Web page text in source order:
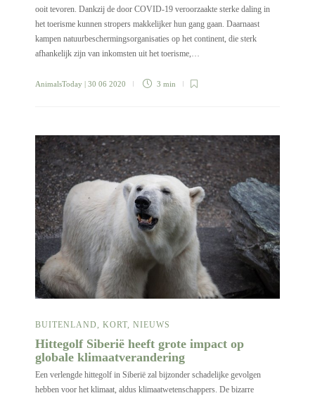
ooit tevoren. Dankzij de door COVID-19 veroorzaakte sterke daling in
het toerisme kunnen stropers makkelijker hun gang gaan. Daarnaast
kampen natuurbeschermingsorganisaties op het continent, die sterk
afhankelijk zijn van inkomsten uit het toerisme,…
AnimalsToday | 30 06 2020 3 min
BUITENLAND, KORT, NIEUWS
Hittegolf Siberië heeft grote impact op
globale klimaatverandering
Een verlengde hittegolf in Siberië zal bijzonder schadelijke gevolgen
hebben voor het klimaat, aldus klimaatwetenschappers. De bizarre